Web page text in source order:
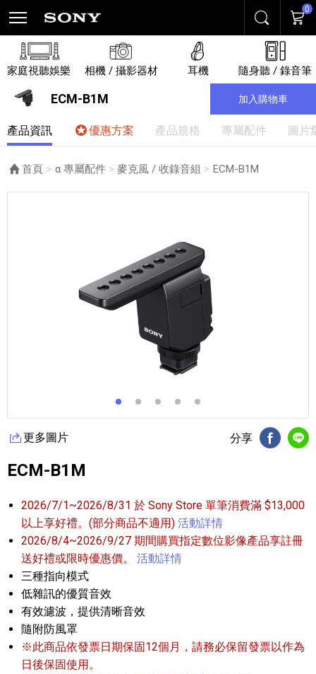
搜尋 購物
0
家庭視聽娛樂 相機 / 攝影器材 耳機 隨身聽 / 錄音筆
ECM-B1M 加入購物車
產品資訊 優惠方案 產品規格 專屬配件 圖片
首頁 α 專屬配件 麥克風 / 收錄音組 目前頁面：
ECM-B1M
更多圖片 分享
FB分享
ECM-B1M
2026/7/1~2026/8/31 於 Sony Store 單筆消費滿 $13,000
以上享好禮。(部分商品不適用) 活動詳情
2026/8/4~2026/9/27 期間購買指定數位影像產品享註冊
送好禮或限時優惠價。
活動詳情
三種指向模式
低雜訊的優質音效
有效濾波，提供清晰音效
隨附防風罩
※此商品依發票日期保固12個月，請務必保留發票以作為
日後保固使用。